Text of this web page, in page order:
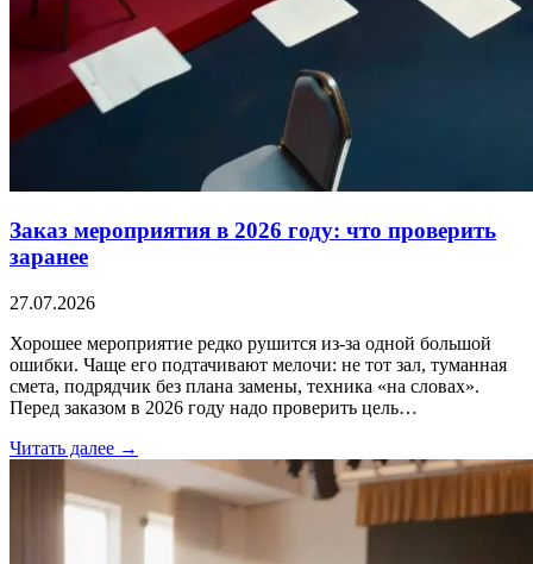
Заказ мероприятия в 2026 году: что проверить
заранее
27.07.2026
Хорошее мероприятие редко рушится из-за одной большой
ошибки. Чаще его подтачивают мелочи: не тот зал, туманная
смета, подрядчик без плана замены, техника «на словах».
Перед заказом в 2026 году надо проверить цель…
Читать далее →